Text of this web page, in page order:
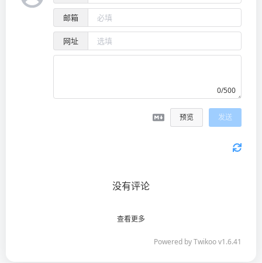
邮箱
网址
0/500
预览 发送
没有评论
查看更多
Powered byTwikoov1.6.41